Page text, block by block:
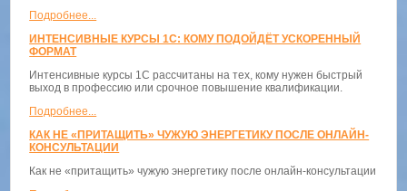
Подробнее...
ИНТЕНСИВНЫЕ КУРСЫ 1С: КОМУ ПОДОЙДЁТ УСКОРЕННЫЙ
ФОРМАТ
Интенсивные курсы 1С рассчитаны на тех, кому нужен быстрый
выход в профессию или срочное повышение квалификации.
Подробнее...
КАК НЕ «ПРИТАЩИТЬ» ЧУЖУЮ ЭНЕРГЕТИКУ ПОСЛЕ ОНЛАЙН-
КОНСУЛЬТАЦИИ
Как не «притащить» чужую энергетику после онлайн-консультации